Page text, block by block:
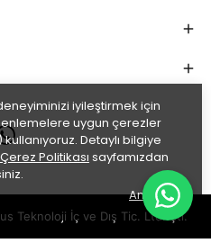
iyileştirmek için
uygun çerezler
Detaylı bilgiye
Politikası sayfamızdan
Anladım
Teknoloji İç ve Dış Tic. Ltd. Şti.